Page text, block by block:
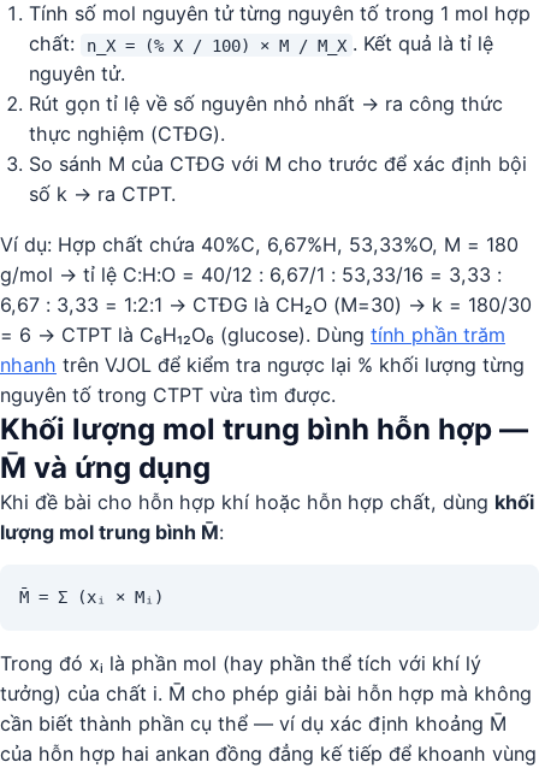
Tính số mol nguyên tử từng nguyên tố trong 1 mol hợp
chất:
n_X = (% X / 100) × M / M_X . Kết quả là tỉ lệ
nguyên tử.
Rút gọn tỉ lệ về số nguyên nhỏ nhất → ra công thức
thực nghiệm (CTĐG).
So sánh M của CTĐG với M cho trước để xác định bội
số k → ra CTPT.
Ví dụ: Hợp chất chứa 40%C, 6,67%H, 53,33%O, M = 180
g/mol → tỉ lệ C:H:O = 40/12 : 6,67/1 : 53,33/16 = 3,33 :
6,67 : 3,33 = 1:2:1 → CTĐG là CH₂O (M=30) → k = 180/30
= 6 → CTPT là C₆H₁₂O₆ (glucose). Dùng tính phần trăm
nhanh trên VJOL để kiểm tra ngược lại % khối lượng từng
nguyên tố trong CTPT vừa tìm được.
Khối lượng mol trung bình hỗn hợp —
M̄ và ứng dụng
Khi đề bài cho hỗn hợp khí hoặc hỗn hợp chất, dùng khối
lượng mol trung bình M̄:
M̄ = Σ (xᵢ × Mᵢ)
Trong đó xᵢ là phần mol (hay phần thể tích với khí lý
tưởng) của chất i. M̄ cho phép giải bài hỗn hợp mà không
cần biết thành phần cụ thể — ví dụ xác định khoảng M̄
của hỗn hợp hai ankan đồng đẳng kế tiếp để khoanh vùng